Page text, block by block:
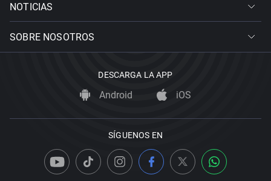
NOTICIAS
SOBRE NOSOTROS
DESCARGA LA APP
Android iOS
SÍGUENOS EN